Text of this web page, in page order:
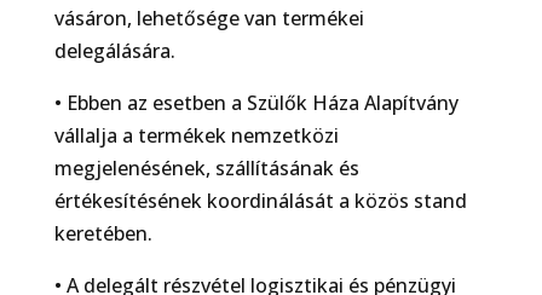
vásáron, lehetősége van termékei
delegálására.
• Ebben az esetben a Szülők Háza Alapítvány
vállalja a termékek nemzetközi
megjelenésének, szállításának és
értékesítésének koordinálását a közös stand
keretében.
• A delegált részvétel logisztikai és pénzügyi